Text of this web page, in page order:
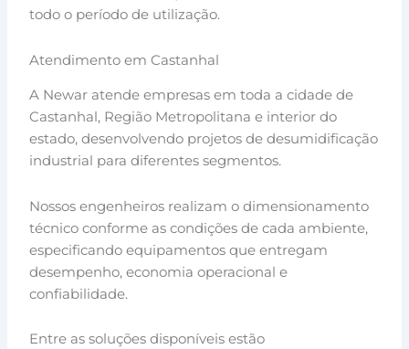
todo o período de utilização.
Atendimento em Castanhal
A Newar atende empresas em toda a cidade de
Castanhal, Região Metropolitana e interior do
estado, desenvolvendo projetos de desumidificação
industrial para diferentes segmentos.
Nossos engenheiros realizam o dimensionamento
técnico conforme as condições de cada ambiente,
especificando equipamentos que entregam
desempenho, economia operacional e
confiabilidade.
Entre as soluções disponíveis estão